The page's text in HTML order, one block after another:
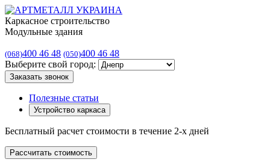
Каркасное строительство
Модульные здания
(068)400 46 48 (050)400 46 48
Выберите свой город:
Заказать звонок
Полезные статьи
Устройство каркаса
Бесплатный расчет стоимости в течение 2-х дней
Рассчитать стоимость